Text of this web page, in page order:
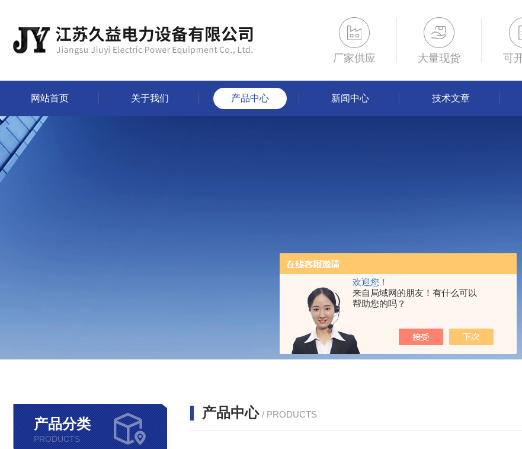
欢迎您！
来自局域网的朋友！有什么可以
帮助您的吗？
厂家供应 大量现货 可
网站首页 关于我们 产品中心 新闻中心 技术文章
产品分类
PRODUCTS
产品中心 / PRODUCTS